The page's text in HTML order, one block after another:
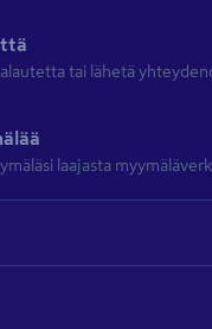
tai lähetä
laajasta